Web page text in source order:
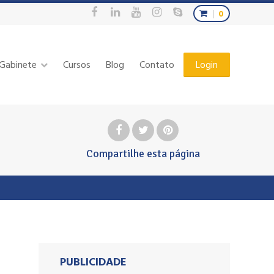
0
Cursos Blog Contato Login
Compartilhe esta página
PUBLICIDADE